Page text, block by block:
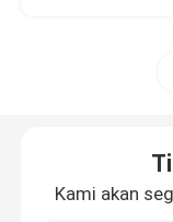
Kami akan